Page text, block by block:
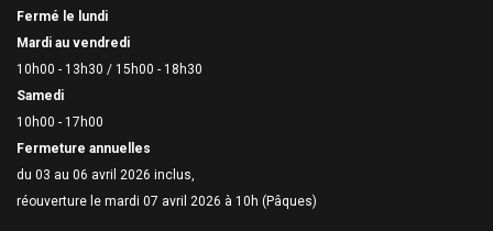
Fermé le lundi
Mardi au vendredi
10h00 - 13h30 / 15h00 - 18h30
Samedi
10h00 - 17h00
Fermeture annuelles
du 03 au 06 avril 2026 inclus,
réouverture le mardi 07 avril 2026 à 10h (Pâques)